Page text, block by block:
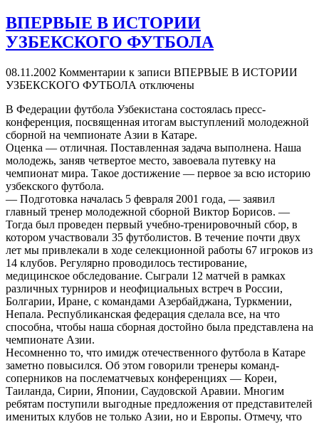
ВПЕРВЫЕ В ИСТОРИИ
УЗБЕКСКОГО ФУТБОЛА
08.11.2002 Комментарии к записи ВПЕРВЫЕ В ИСТОРИИ
УЗБЕКСКОГО ФУТБОЛА отключены
В Федерации футбола Узбекистана состоялась пресс-
конференция, посвященная итогам выступлений молодежной
сборной на чемпионате Азии в Катаре.
Оценка — отличная. Поставленная задача выполнена. Наша
молодежь, заняв четвертое место, завоевала путевку на
чемпионат мира. Такое достижение — первое за всю историю
узбекского футбола.
— Подготовка началась 5 февраля 2001 года, — заявил
главный тренер молодежной сборной Виктор Борисов. —
Тогда был проведен первый учебно-тренировочный сбор, в
котором участвовали 35 футболистов. В течение почти двух
лет мы привлекали в ходе селекционной работы 67 игроков из
14 клубов. Регулярно проводилось тестирование,
медицинское обследование. Сыграли 12 матчей в рамках
различных турниров и неофициальных встреч в России,
Болгарии, Иране, с командами Азербайджана, Туркмении,
Непала. Республиканская федерация сделала все, на что
способна, чтобы наша сборная достойно была представлена на
чемпионате Азии.
Несомненно то, что имидж отечественного футбола в Катаре
заметно повысился. Об этом говорили тренеры команд-
соперников на послематчевых конференциях — Кореи,
Таиланда, Сирии, Японии, Саудовской Аравии. Многим
ребятам поступили выгодные предложения от представителей
именитых клубов не только Азии, но и Европы. Отмечу, что